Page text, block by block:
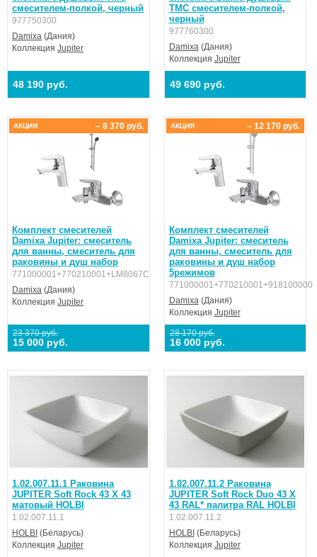
смесителем-полкой, черный
977750300
Damixa (Дания)
Коллекция Jupiter
48 190 руб.
ТМС смесителем-полкой,
черный
977760300
Damixa(Дания)
Коллекция Jupiter
49 690 руб.
Комплект смесителей
Damixa Jupiter: смеситель
для ванны, смеситель для
раковины и душ набор
771000001+770210001+LM8067C
Damixa (Дания)
Коллекция Jupiter
23 370 руб.
15 000 руб.
– 8 370 руб.
АКЦИЯ
Комплект смесителей
Damixa Jupiter: смеситель
для ванны, смеситель для
раковины и душ набор
5режимов
771000001+770210001+918100000
Damixa(Дания)
Коллекция Jupiter
28 170 руб.
16 000 руб.
– 12 170 руб.
АКЦИЯ
1.02.007.11.1 Раковина
JUPITER Soft Rock 43 Х 43
матовый HOLBI
1.02.007.11.1
HOLBI (Беларусь)
Коллекция Jupiter
1.02.007.11.2 Раковина
JUPITER Soft Rock Duo 43 Х
43 RAL* палитра RAL HOLBI
1.02.007.11.2
HOLBI (Беларусь)
Коллекция Jupiter